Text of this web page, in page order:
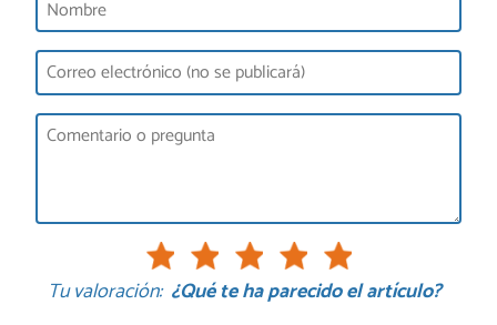
Tu valoración: ¿Qué te ha parecido el artículo?